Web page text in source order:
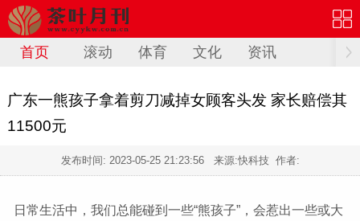
首页 滚动 体育 文化 资讯
广东一熊孩子拿着剪刀减掉女顾客头发 家长赔偿其
11500元
发布时间: 2023-05-25 21:23:56 来源:快科技 作者:
日常生活中，我们总能碰到一些“熊孩子”，会惹出一些或大